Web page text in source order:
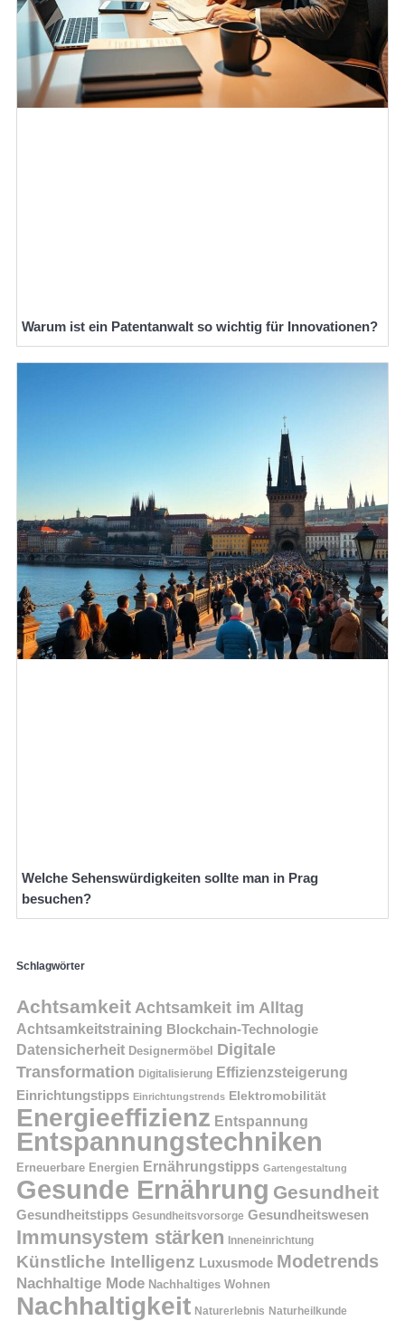
Warum ist ein Patentanwalt so wichtig für Innovationen?
Welche Sehenswürdigkeiten sollte man in Prag
besuchen?
Schlagwörter
Achtsamkeit Achtsamkeit im Alltag
Achtsamkeitstraining Blockchain-Technologie
Datensicherheit Designermöbel
Digitale
Transformation Digitalisierung Effizienzsteigerung
Einrichtungstipps Einrichtungstrends Elektromobilität
Energieeffizienz Entspannung
Entspannungstechniken
Erneuerbare Energien Ernährungstipps Gartengestaltung
Gesunde Ernährung Gesundheit
Gesundheitstipps Gesundheitsvorsorge Gesundheitswesen
Immunsystem stärken Inneneinrichtung
Künstliche Intelligenz Luxusmode Modetrends
Nachhaltige Mode Nachhaltiges Wohnen
Nachhaltigkeit Naturerlebnis Naturheilkunde